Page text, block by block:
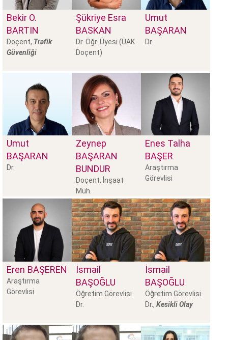
Bekir O.
BARTIN
Doçent, Trafik
Güvenliği
Şükriye Esra
BASKAN
Dr. Öğr. Üyesi (ÜAK
Doçent)
Umut
BAŞARAN
Dr.
Umut
BAŞARAN
Dr.
Zeynep
BAŞARAN
BUNDUR
Doçent, İnşaat
Müh.
Enes Talha
BAŞER
Araştırma
Görevlisi
Eren BAŞEREN
Araştırma
Görevlisi
İsmail
BAŞOĞLU
Öğretim Görevlisi
Dr.
İsmail
BAŞOĞLU
Öğretim Görevlisi
Dr., Kesikli Olay